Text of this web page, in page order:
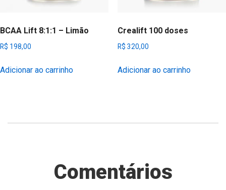
BCAA Lift 8:1:1 – Limão
R$ 198,00
Adicionar ao carrinho
Crealift 100 doses
R$ 320,00
Adicionar ao carrinho
Comentários